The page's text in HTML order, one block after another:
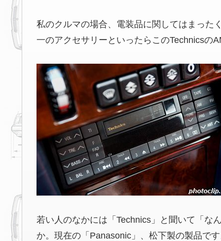
私のクルマの場合、電装品に関してはまった
一のアクセサリーといったらこのTechnicsの
若い人のなかには「Technics」と聞いて「な
か。現在の「Panasonic」、松下製の製品で